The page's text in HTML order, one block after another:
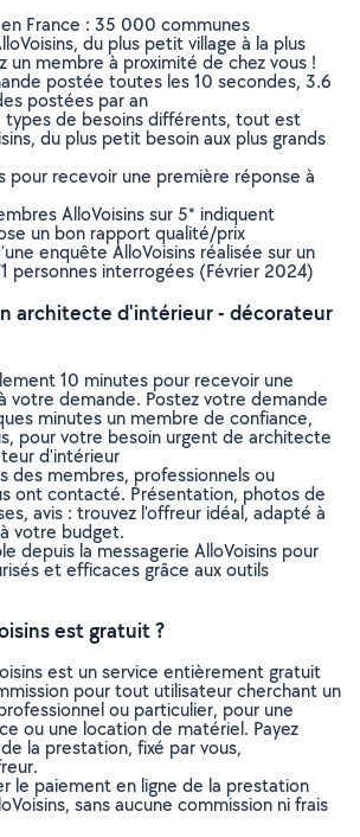
France : 35 000 communes
du plus petit village à la plus
un membre à proximité de chez vous !
postée toutes les 10 secondes, 3.6
postées par an
types de besoins différents, tout est
du plus petit besoin aux plus grands
pour recevoir une première réponse à
AlloVoisins sur 5* indiquent
un bon rapport qualité/prix
enquête AlloVoisins réalisée sur un
personnes interrogées (Février 2024)
architecte d'intérieur - décorateur
10 minutes pour recevoir une
votre demande. Postez votre demande
minutes un membre de confiance,
pour votre besoin urgent de architecte
d'intérieur
des membres, professionnels ou
ont contacté. Présentation, photos de
avis : trouvez l'offreur idéal, adapté à
votre budget.
depuis la messagerie AlloVoisins pour
et efficaces grâce aux outils
est gratuit ?
est un service entièrement gratuit
pour tout utilisateur cherchant un
ou particulier, pour une
ou une location de matériel. Payez
la prestation, fixé par vous,
le paiement en ligne de la prestation
sans aucune commission ni frais